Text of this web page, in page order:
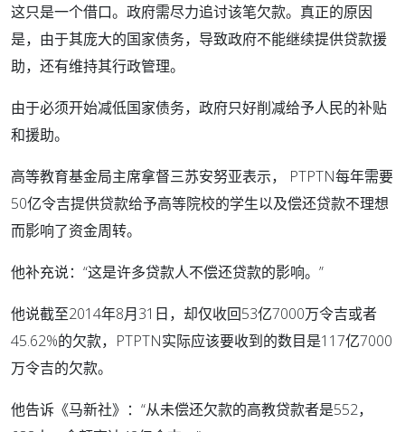
这只是一个借口。政府需尽力追讨该笔欠款。真正的原因
是，由于其庞大的国家债务，导致政府不能继续提供贷款援
助，还有维持其行政管理。
由于必须开始减低国家债务，政府只好削减给予人民的补贴
和援助。
高等教育基金局主席拿督三苏安努亚表示， PTPTN每年需要
50亿令吉提供贷款给予高等院校的学生以及偿还贷款不理想
而影响了资金周转。
他补充说：“这是许多贷款人不偿还贷款的影响。”
他说截至2014年8月31日，却仅收回53亿7000万令吉或者
45.62%的欠款，PTPTN实际应该要收到的数目是117亿7000
万令吉的欠款。
他告诉《马新社》：“从未偿还欠款的高教贷款者是552，